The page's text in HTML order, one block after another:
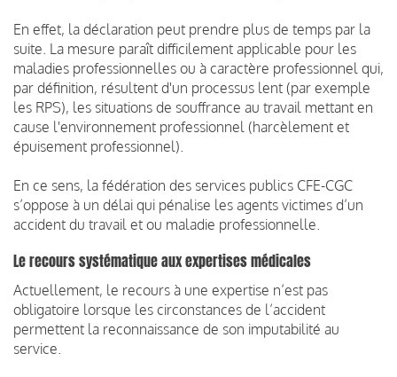
En effet, la déclaration peut prendre plus de temps par la
suite. La mesure paraît difficilement applicable pour les
maladies professionnelles ou à caractère professionnel qui,
par définition, résultent d'un processus lent (par exemple
les RPS), les situations de souffrance au travail mettant en
cause l'environnement professionnel (harcèlement et
épuisement professionnel).
En ce sens, la fédération des services publics CFE-CGC
s’oppose à un délai qui pénalise les agents victimes d’un
accident du travail et ou maladie professionnelle.
Le recours systématique aux expertises médicales
Actuellement, le recours à une expertise n’est pas
obligatoire lorsque les circonstances de l’accident
permettent la reconnaissance de son imputabilité au
service.